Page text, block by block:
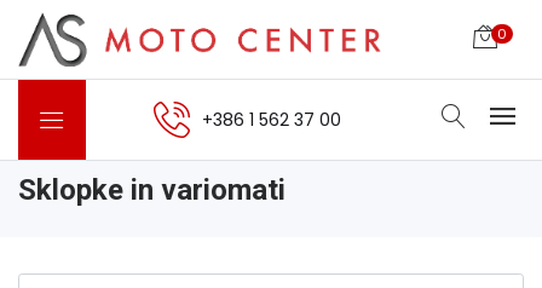
0
+386 1 562 37 00
Sklopke in variomati